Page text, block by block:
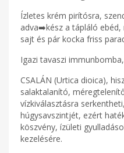
Ízletes krém pirítósra,
adva➡️kész a tápláló ebéd,
sajt és pár kocka friss
Igazi tavaszi
CSALÁN (Urtica dioica),
salaktalanító,
vízkiválasztásra
húgysavszintjét, ezért
köszvény, ízületi
kezelésére.